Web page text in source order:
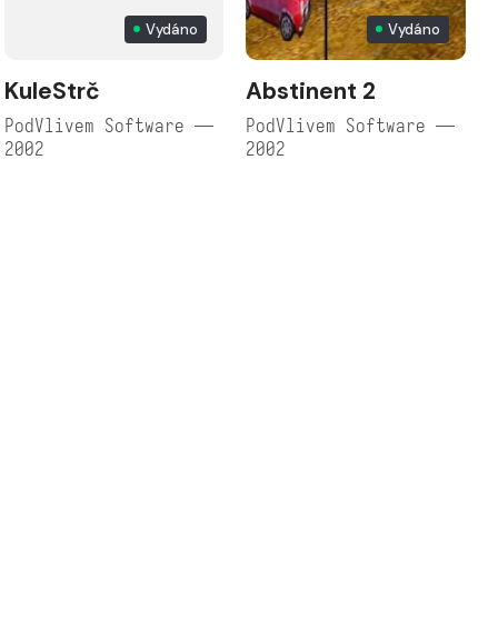
Vydáno
KuleStrč
PodVlivem Software —
2002
Vydáno
Abstinent 2
PodVlivem Software —
2002